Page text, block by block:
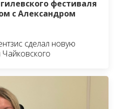
фестиваля
с Александром
сделал новую